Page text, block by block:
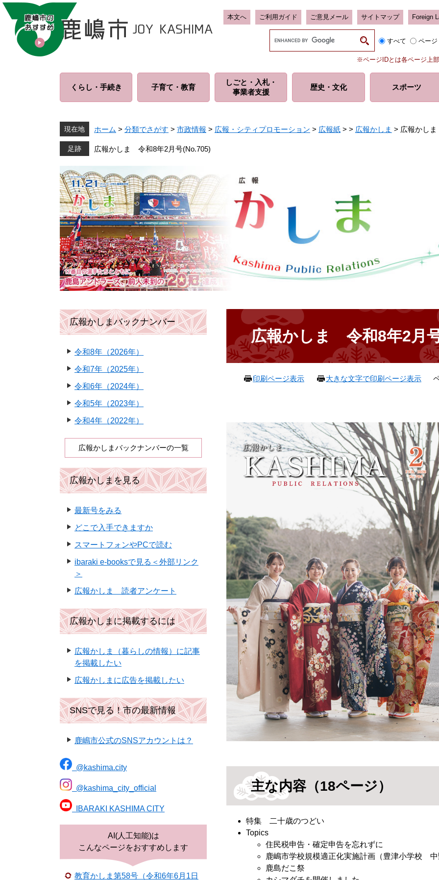
ペ
メ
本文へ ご利用ガイド ご意見メール サイトマップ Foreign
ム
すべて ページ
※ページIDとは各ページ上
くらし・ 手続き 子育て・ 教育
しごと・入札・
事業者支援
歴史・ 文化 スポーツ
現在地 ホーム > 分類でさがす > 市政情報 > 広報・シティプロモーション > 広報紙 > > 広報かしま > 広報かし
広報かしま 令和8年2月号(No.705)
広報かしま 令和8年2月
印刷ページ表示 大きな文字で印刷ページ表示
主な内容（18ページ）​
特集 二十歳のつどい
Topics
住民税申告・確定申告を忘れずに
鹿嶋市学校規模適正化実施計画（豊津小学校
鹿島だこ祭
広報かしまバックナンバー
令和8年（2026年）
令和7年（2025年）
令和6年（2024年）
令和5年（2023年）
令和4年（2022年）
広報かしまバックナンバーの一覧
広報かしまを見る
最新号をみる
どこで入手できますか
スマートフォンやPCで読む
ibaraki e-booksで見る＜外部リンク
＞
広報かしま 読者アンケート
広報かしまに掲載するには
広報かしま（暮らしの情報）に記事
を掲載したい
広報かしまに広告を掲載したい
SNSで見る！市の最新情報
鹿嶋市公式のSNSアカウントは？
@kashima.city
@kashima_city_official
IBARAKI KASHIMA CITY
AI(人工知能)は
こんなページをおすすめします
教育かしま第58号（令和6年6月1日